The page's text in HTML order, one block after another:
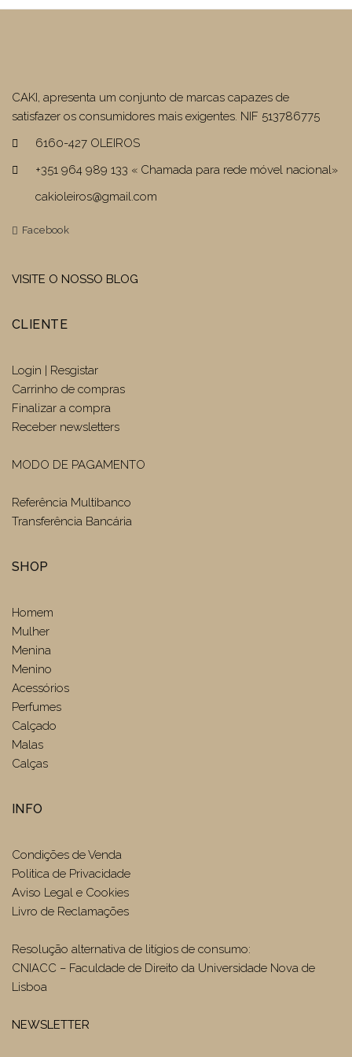
CAKI, apresenta um conjunto de marcas capazes de
satisfazer os consumidores mais exigentes. NIF 513786775
6160-427 OLEIROS
+351 964 989 133 « Chamada para rede móvel nacional»
cakioleiros@gmail.com
Facebook
VISITE O NOSSO BLOG
CLIENTE
Login | Resgistar
Carrinho de compras
Finalizar a compra
Receber newsletters
MODO DE PAGAMENTO
Referência Multibanco
Transferência Bancária
SHOP
Homem
Mulher
Menina
Menino
Acessórios
Perfumes
Calçado
Malas
Calças
INFO
Condições de Venda
Politica de Privacidade
Aviso Legal e Cookies
Livro de Reclamações
Resolução alternativa de litígios de consumo:
CNIACC – Faculdade de Direito da Universidade Nova de
Lisboa
NEWSLETTER